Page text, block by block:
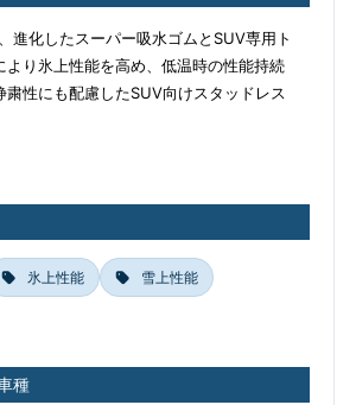
進化したスーパー吸水ゴムとSUV専用ト
より氷上性能を高め、低温時の性能持続
粛性にも配慮したSUV向けスタッドレス
氷上性能 雪上性能
種